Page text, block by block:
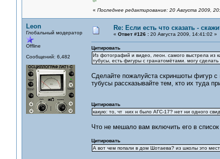
« Последнее редактирование: 20 Августа 2009,
Leon
Глобальный модератор
Offline
Сообщений: 6,482
Re: Если есть что сказать -
« Ответ #126 :20 Августа 2009, 14:41:02 »
Цитировать
Из фотографий и видео, леон. самого выстрела из
тубусы, есть фигуры с гранатомётами. могу
Сделайте пожалуйста скриншоты фигур с
тубусы рассказывайте тем, кто их туда
Цитировать
какую: то, чт них н было АГС-17? нет ни одного
Что не мешало вам включить его в
Цитировать
А вот чем попали в дом Шотаева? из школы это